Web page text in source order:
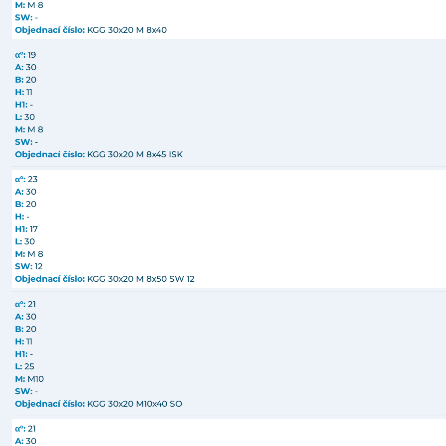
M: M 8
SW: -
Objednací číslo: KGG 30x20 M 8x40
α°: 19
A: 30
B: 20
H: 11
H1: -
L: 30
M: M 8
SW: -
Objednací číslo: KGG 30x20 M 8x45 ISK
α°: 23
A: 30
B: 20
H: -
H1: 17
L: 30
M: M 8
SW: 12
Objednací číslo: KGG 30x20 M 8x50 SW 12
α°: 21
A: 30
B: 20
H: 11
H1: -
L: 25
M: M10
SW: -
Objednací číslo: KGG 30x20 M10x40 SO
α°: 21
A: 30